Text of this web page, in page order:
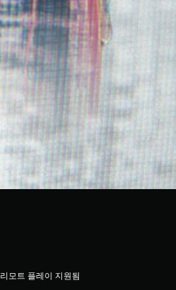
리모트 플레이 지원됨